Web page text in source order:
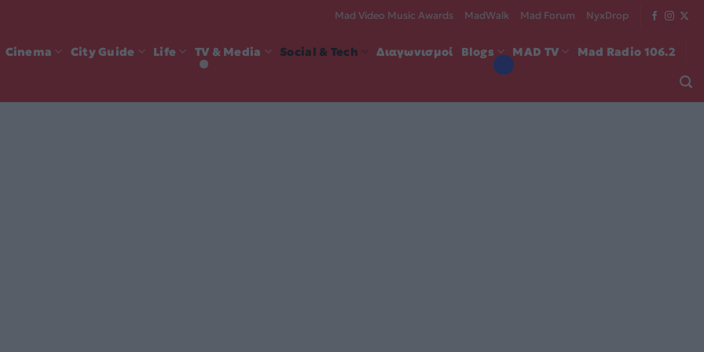
Mad Video Music Awards MadWalk Mad Forum NyxDrop
Cinema City Guide Life TV & Media Social & Tech Διαγωνισμοί Blogs MAD TV Mad Radio 106.2